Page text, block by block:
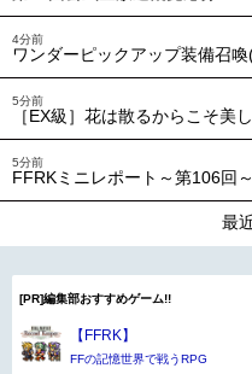
4分前
ワンダーピックアップ装備召
5分前
［EX級］花は散るからこそ美
5分前
FFRKミニレポート～第106回～
最
[PR]編集部おすすめゲーム!!
【FFRK】
FFの記憶世界で戦うRPG